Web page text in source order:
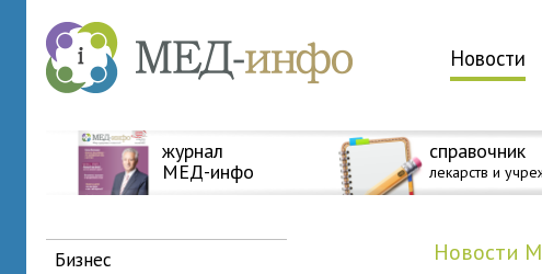
Новости
журнал
МЕД-инфо
справочник
лекарств и
бизнес
новости